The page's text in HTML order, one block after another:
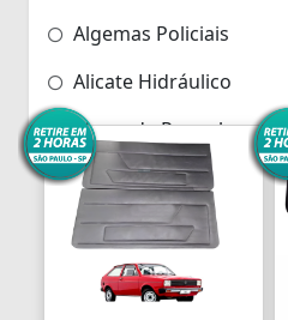
Algemas Policiais
Alicate Hidráulico
Almas de Para-choques
Almofadas
Almofadas
Almofadas Térmicas